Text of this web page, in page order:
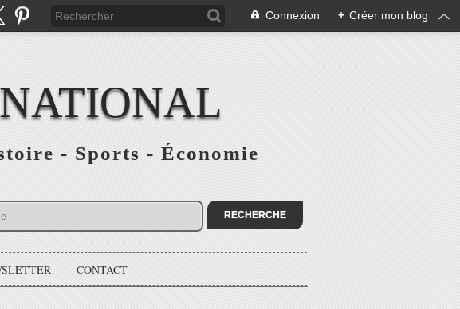
Connexion + Créer mon blog
- Sports - Économie
CONTACT